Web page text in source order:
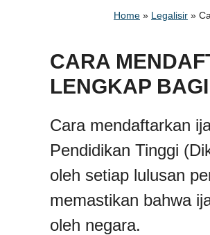
Home » Legalisir »
CARA
LENGKAP
Cara mendaftarkan
Pendidikan Tinggi
oleh setiap lulusan
memastikan bahwa
oleh negara.